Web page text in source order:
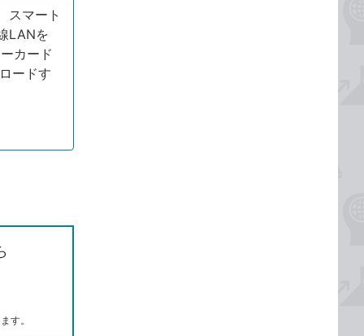
スマート
LANを
カード
ードす
す。